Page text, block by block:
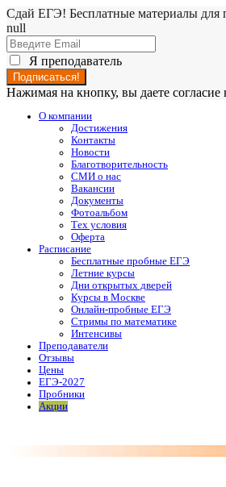
Сдай ЕГЭ! Бесплатные материалы для
null
Я преподаватель
Нажимая на кнопку, вы даете
О компании
Достижения
Контакты
Новости
Благотворительность
СМИ о нас
Вакансии
Документы
Фотоальбом
Тех условия
Оферта
Расписание
Бесплатные пробные ЕГЭ
Летние курсы
Дни открытых дверей
Курсы в Москве
Онлайн-пробные ЕГЭ
Стримы по математике
Интенсивы
Преподаватели
Отзывы
Цены
ЕГЭ-2027
Пробники
Акции